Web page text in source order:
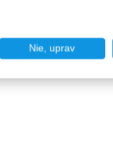
Nie, uprav